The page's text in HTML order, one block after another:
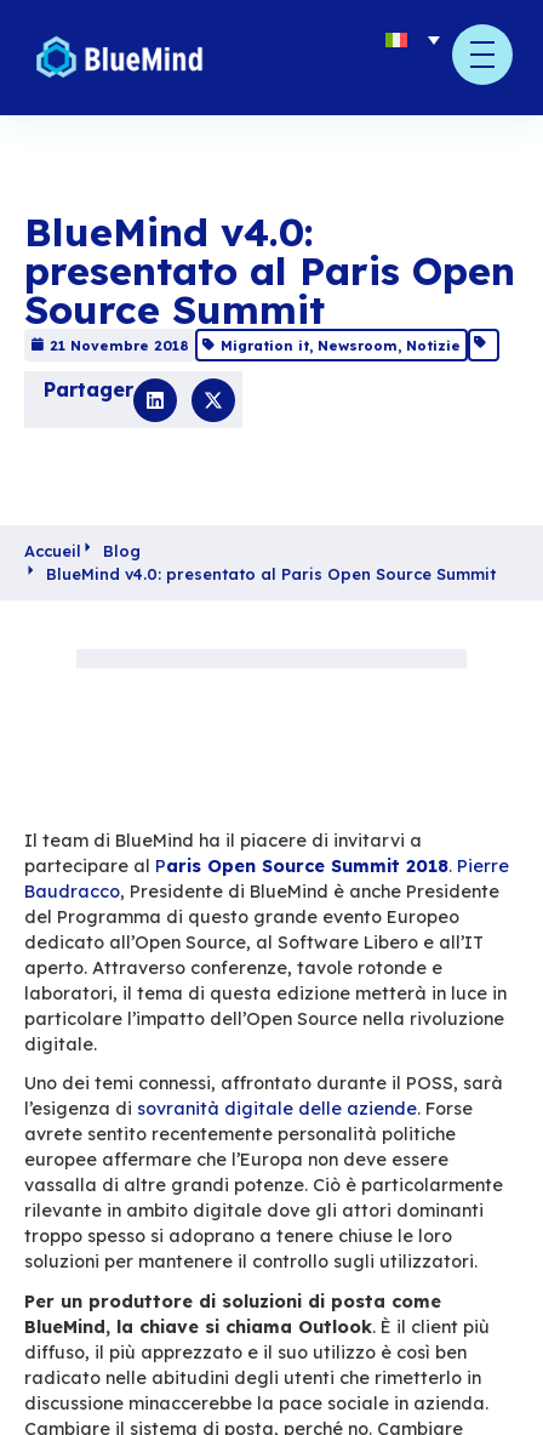
BlueMind v4.0:
presentato al Paris
Source Summit
Il team di BlueMind ha il piacere di invitarvi a
partecipare alParis Open Source Summit
Baudracco, Presidente di BlueMind è anche
del Programma di questo grande evento
dedicato all’Open Source, al Software Libero
aperto. Attraverso conferenze, tavole rotonde
laboratori, il tema di questa edizione metterà
particolare l’impatto dell’Open Source nella
digitale.
Uno dei temi connessi, affrontato durante il
l’esigenza disovranità digitale delle aziende
avrete sentito recentemente personalità